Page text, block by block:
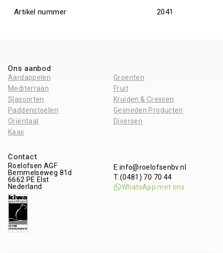
Artikel nummer 2041
Ons aanbod
Aardappelen
Groenten
Mediterraan
Fruit
Slasoorten
Kruiden & Cressen
Paddenstoelen
Gesneden Producten
Oriëntaal
Diversen
Kaas
Contact
Roelofsen AGF
Bemmelseweg 81d
6662 PE Elst
Nederland
E:info@roelofsenbv.nl
T:(0481) 70 70 44
WhatsApp met ons